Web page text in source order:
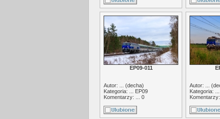
EP09-011
Autor: ... (decha)
Kategoria: ... EP09
Komentarzy: ... 0
Autor: ... (
Kategoria: